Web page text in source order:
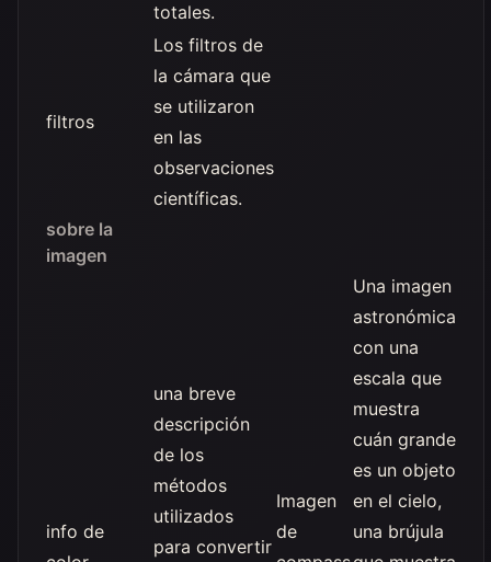
totales.
filtros
Los filtros de
la cámara que
se utilizaron
en las
observaciones
científicas.
sobre la
imagen
info de
una breve
descripción
de los
métodos
utilizados
para convertir
Imagen
de
Una imagen
astronómica
con una
escala que
muestra
cuán grande
es un objeto
en el cielo,
una brújula